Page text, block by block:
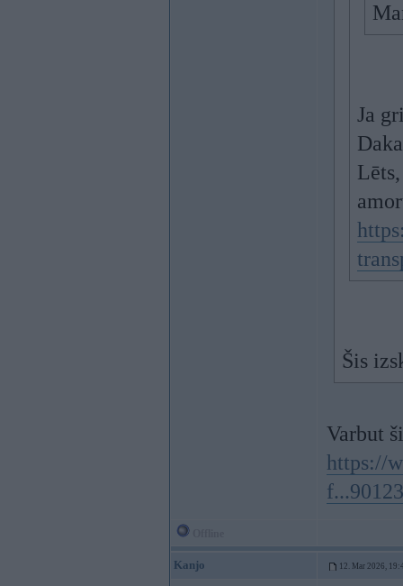
Ja
Šis
Varbut
https://
Kanjo 12. Mar 2026,